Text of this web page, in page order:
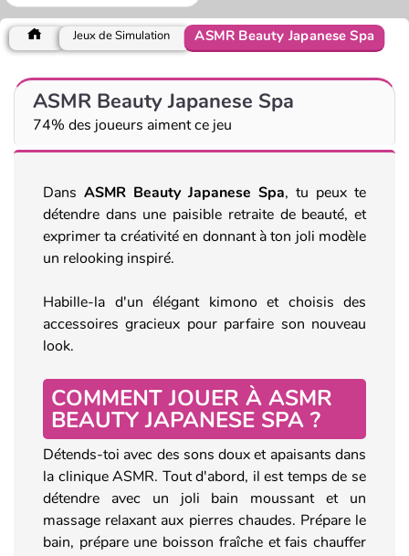
Jeux de Simulation ASMR Beauty Japanese Spa
ASMR Beauty Japanese Spa
74% des joueurs aiment ce jeu
Dans ASMR Beauty Japanese Spa, tu peux te
détendre dans une paisible retraite de beauté, et
exprimer ta créativité en donnant à ton joli modèle
un relooking inspiré.
Habille-la d'un élégant kimono et choisis des
accessoires gracieux pour parfaire son nouveau
look.
COMMENT JOUER À ASMR
BEAUTY JAPANESE SPA ?
Détends-toi avec des sons doux et apaisants dans
la clinique ASMR. Tout d'abord, il est temps de se
détendre avec un joli bain moussant et un
massage relaxant aux pierres chaudes. Prépare le
bain, prépare une boisson fraîche et fais chauffer